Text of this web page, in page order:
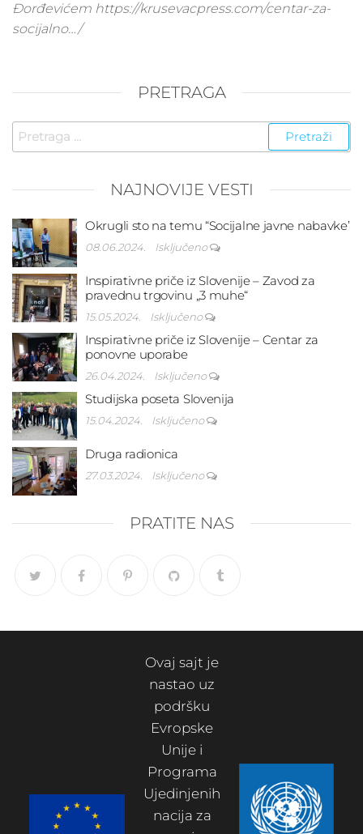
Đorđevićem https://krusevacpress.com/centar-za-
socijalno…/
PRETRAGA
Pretraga
za:
NAJNOVIJE VESTI
Okrugli sto na temu “Socijalne javne nabavke’
08.06.2024. Isključeno
Inspirativne priče iz Slovenije – Zavod za
pravednu trgovinu „3 muhe“
15.05.2024. Isključeno
Inspirativne priče iz Slovenije – Centar za
ponovne uporabe
26.04.2024. Isključeno
Studijska poseta Slovenija
15.04.2024. Isključeno
Druga radionica
27.03.2024. Isključeno
PRATITE NAS
Ovaj sajt je
nastao uz
podršku
Evropske
Unije i
Programa
Ujedinjenih
nacija za